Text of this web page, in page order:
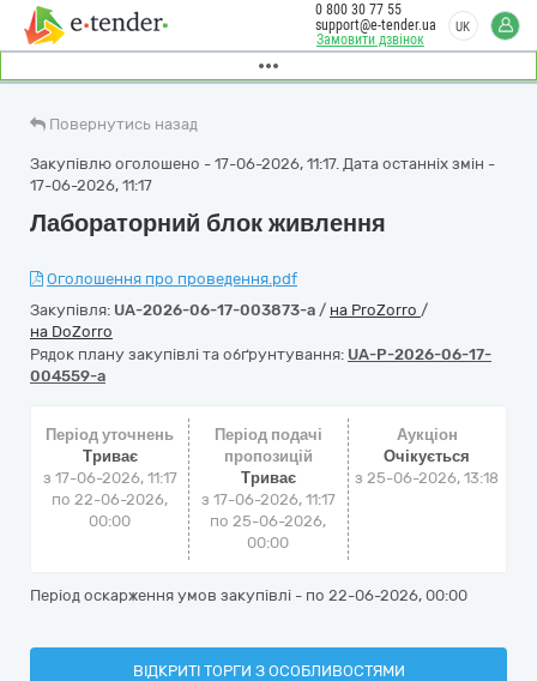
Замовити дзвінок
0 800 30 77 55
support@e-tender.ua
UK
Повернутись назад
Закупівлю оголошено - 17-06-2026, 11:17. Дата останніх змін -
17-06-2026, 11:17
Лабораторний блок живлення
Оголошення про проведення.pdf
Закупівля: UA-2026-06-17-003873-a / на ProZorro /
на DoZorro
Рядок плану закупівлі та обґрунтування: UA-P-2026-06-17-
004559-a
Період уточнень
Триває
з 17-06-2026, 11:17
по 22-06-2026,
00:00
Період подачі
пропозицій
Триває
з 17-06-2026, 11:17
по 25-06-2026,
00:00
Аукціон
Очікується
з25-06-2026, 13:18
Період оскарження умов закупівлі - по 22-06-2026, 00:00
ВІДКРИТІ ТОРГИ З ОСОБЛИВОСТЯМИ